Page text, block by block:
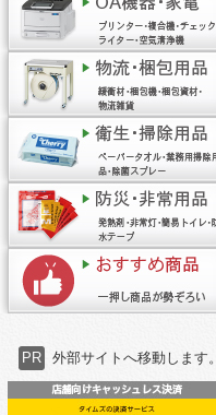
PR 外部サイトへ移動します。